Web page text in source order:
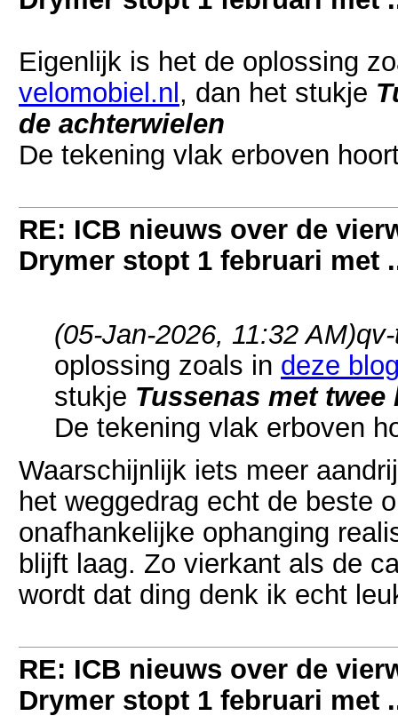
Eigenlijk is het de oplossing
velomobiel.nl, dan het stukje
de achterwielen
De tekening vlak erboven
RE: ICB nieuws over de
Drymer stopt 1 februari met
(05-Jan-2026, 11:32 AM)
oplossing zoals in deze
stukje Tussenas met
De tekening vlak erboven
Waarschijnlijk iets meer
het weggedrag echt de beste
onafhankelijke ophanging
blijft laag. Zo vierkant als de
wordt dat ding denk ik echt
RE: ICB nieuws over de
Drymer stopt 1 februari met